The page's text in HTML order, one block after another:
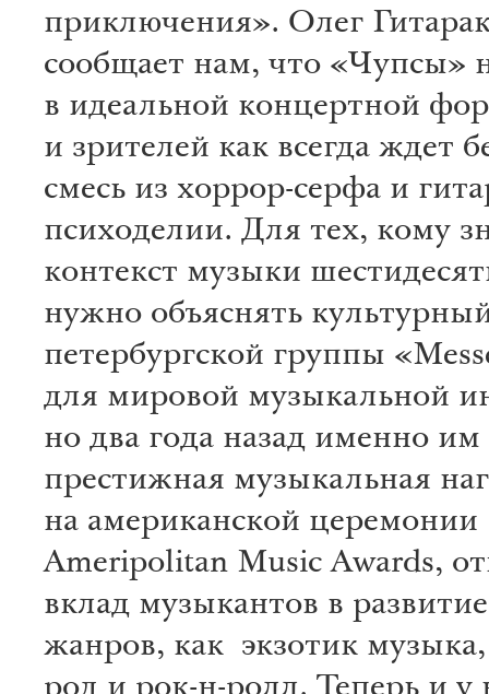
приключения». Олег
сообщает нам, что «Чупсы»
в идеальной концертной
и зрителей как всегда ждет
смесь из хоррор-серфа и
психоделии. Для тех, кому
контекст музыки
нужно объяснять
петербургской группы
для мировой музыкальной
но два года назад именно им
престижная музыкальная
на американской церемонии
Ameripolitan Music Awards,
вклад музыкантов в
жанров, как экзотик